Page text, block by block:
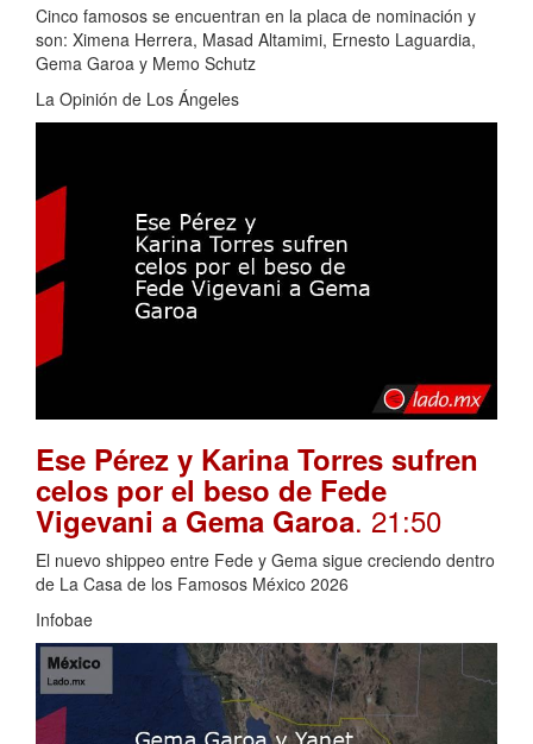
Cinco famosos se encuentran en la placa de nominación y
son: Ximena Herrera, Masad Altamimi, Ernesto Laguardia,
Gema Garoa y Memo Schutz
La Opinión de Los Ángeles
Ese Pérez y Karina Torres sufren
celos por el beso de Fede
Vigevani a Gema Garoa. 21:50
El nuevo shippeo entre Fede y Gema sigue creciendo dentro
de La Casa de los Famosos México 2026
Infobae